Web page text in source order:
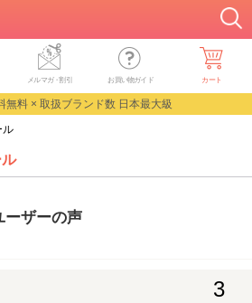
メルマガ・割引 お買い物ガイド カート
無料 × 取扱ブランド数 日本最大級
ル
ーザーの声
3